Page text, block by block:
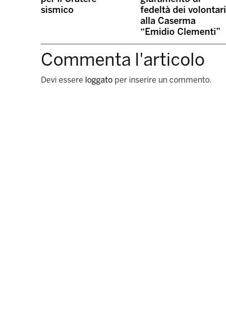
sismico
fedeltà dei volontari
alla Caserma
“Emidio Clementi”
Commenta l'articolo
Devi essere loggato per inserire un commento.